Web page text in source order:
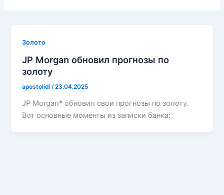
Золото
JP Morgan обновил прогнозы по
золоту
apostolidi /23.04.2025
JP Morgan* обновил свои прогнозы по золоту.
Вот основные моменты из записки банка: